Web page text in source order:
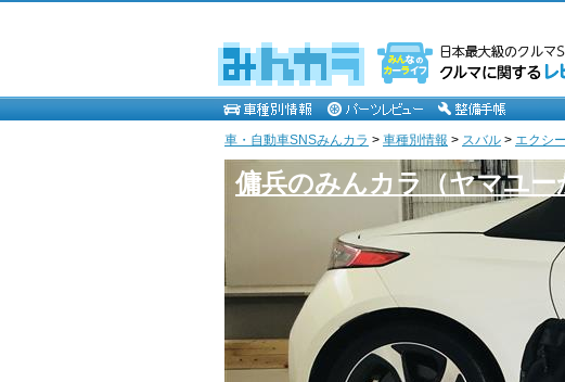
車・自動車SNSみんカラ > 車種別情報 > スバル > エクシ
傭兵のみんカラ（ヤマユー